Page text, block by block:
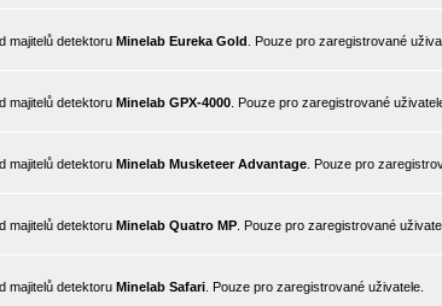
majitelů detektoru Minelab Eureka Gold . Pouze pro zaregistrované
majitelů detektoru Minelab GPX-4000 . Pouze pro zaregistrované
majitelů detektoru Minelab Musketeer Advantage . Pouze pro
majitelů detektoru Minelab Quatro MP . Pouze pro zaregistrované
majitelů detektoru Minelab Safari . Pouze pro zaregistrované uživatele.